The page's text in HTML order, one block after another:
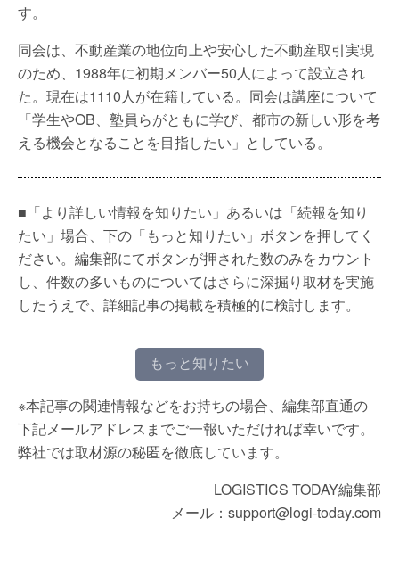
す。
同会は、不動産業の地位向上や安心した不動産取引実現
のため、1988年に初期メンバー50人によって設立され
た。現在は1110人が在籍している。同会は講座について
「学生やOB、塾員らがともに学び、都市の新しい形を考
える機会となることを目指したい」としている。
■「より詳しい情報を知りたい」あるいは「続報を知り
たい」場合、下の「もっと知りたい」ボタンを押してく
ださい。編集部にてボタンが押された数のみをカウント
し、件数の多いものについてはさらに深掘り取材を実施
したうえで、詳細記事の掲載を積極的に検討します。
もっと知りたい
※本記事の関連情報などをお持ちの場合、編集部直通の
下記メールアドレスまでご一報いただければ幸いです。
弊社では取材源の秘匿を徹底しています。
LOGISTICS TODAY編集部
メール：support@logi-today.com